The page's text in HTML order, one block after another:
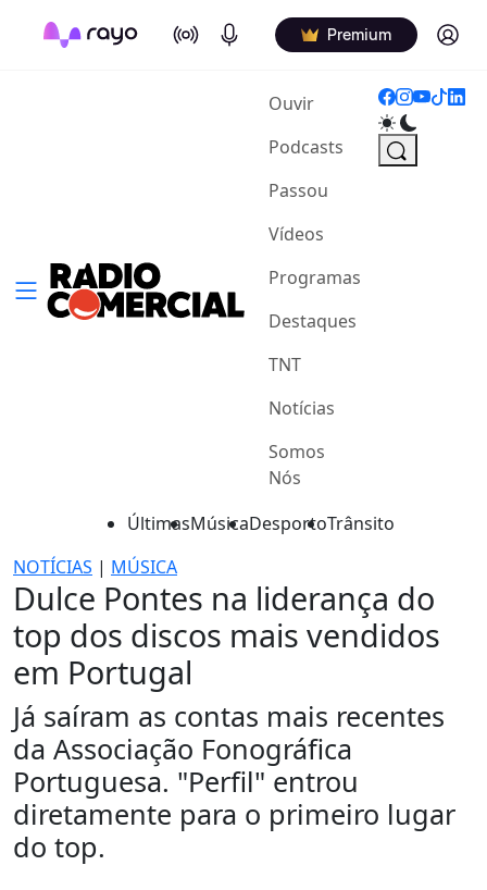
On Air Podcasts Premium Log in
Ouvir(current)
Podcasts
Passou
Vídeos
Programas
Destaques
TNT
Notícias
Somos
Nós
ÚltimasMúsicaDesportoTrânsito
NOTÍCIAS | MÚSICA
Dulce Pontes na liderança do
top dos discos mais vendidos
em Portugal
Já saíram as contas mais recentes
da Associação Fonográfica
Portuguesa. "Perfil" entrou
diretamente para o primeiro lugar
do top.